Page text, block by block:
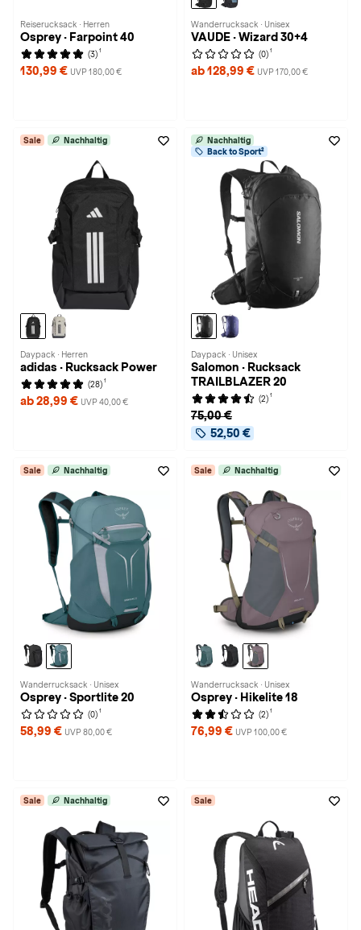
Reiserucksack · Herren
Osprey · Farpoint 40
(3) 1
130,99 € UVP 180,00 €
Wanderrucksack · Unisex
VAUDE · Wizard 30+4
(0) 1
ab 128,99 € UVP 170,00 €
Sale Nachhaltig
Daypack · Herren
adidas · Rucksack Power
(28) 1
ab 28,99 € UVP 40,00 €
Nachhaltig
Back to Sport²
Daypack · Unisex
Salomon · Rucksack
TRAILBLAZER 20
(2) 1
75,00 €
52,50 €
Sale Nachhaltig
Wanderrucksack · Unisex
Osprey · Sportlite 20
(0) 1
58,99 € UVP 80,00 €
Sale Nachhaltig
Wanderrucksack · Unisex
Osprey · Hikelite 18
(2) 1
76,99 € UVP 100,00 €
Sale Nachhaltig Sale